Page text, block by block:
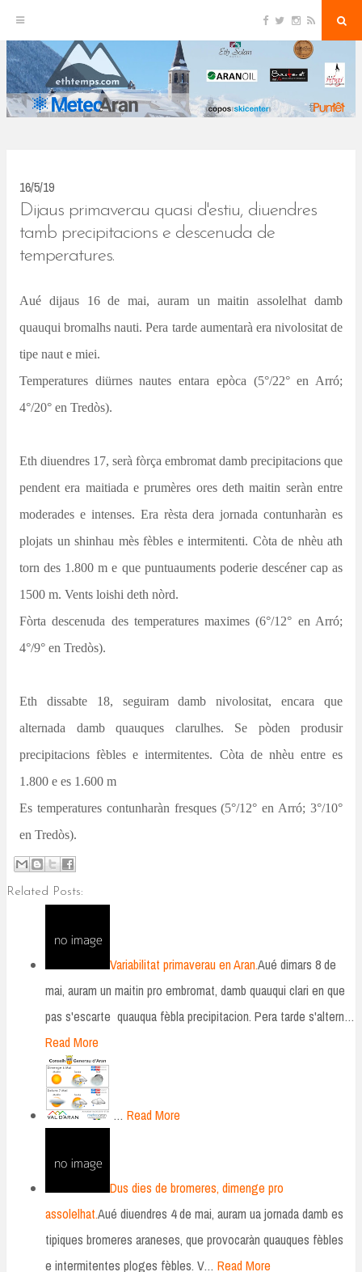
k
i
p
c
o
o
i
e
r
s
t
a
g
r
m
R
S
a
16/5/19
Dijaus primaverau quasi d'estiu, diuendres
tamb precipitacions e descenuda de
temperatures.
Aué dijaus 16 de mai, auram un maitin assolelhat damb
quauqui bromalhs nauti. Pera tarde aumentarà era nivolositat de
tipe naut e miei.
Temperatures diürnes nautes entara epòca (5°/22° en Arró;
4°/20° en Tredòs).
Eth diuendres 17, serà fòrça embromat damb precipitacions que
pendent era maitiada e prumères ores deth maitin seràn entre
moderades e intenses. Era rèsta dera jornada contunharàn es
plojats un shinhau mès fèbles e intermitenti. Còta de nhèu ath
torn des 1.800 m e que puntuauments poderie descéner cap as
1500 m. Vents loishi deth nòrd.
Fòrta descenuda des temperatures maximes (6°/12° en Arró;
4°/9° en Tredòs).
Eth dissabte 18, seguiram damb nivolositat, encara que
alternada damb quauques clarulhes. Se pòden produsir
precipitacions fèbles e intermitentes. Còta de nhèu entre es
1.800 e es 1.600 m
Es temperatures contunharàn fresques (5°/12° en Arró; 3°/10°
en Tredòs).
Related Posts:
Variabilitat primaverau en Aran.Aué dimars 8 de
mai, auram un maitin pro embromat, damb quauqui clari en que
pas s'escarte quauqua fèbla precipitacion. Pera tarde s'altern…
Read More
… Read More
Dus dies de bromeres, dimenge pro
assolelhat.Aué diuendres 4 de mai, auram ua jornada damb es
tipiques bromeres araneses, que provocaràn quauques fèbles
e intermitentes ploges fèbles. V… Read More